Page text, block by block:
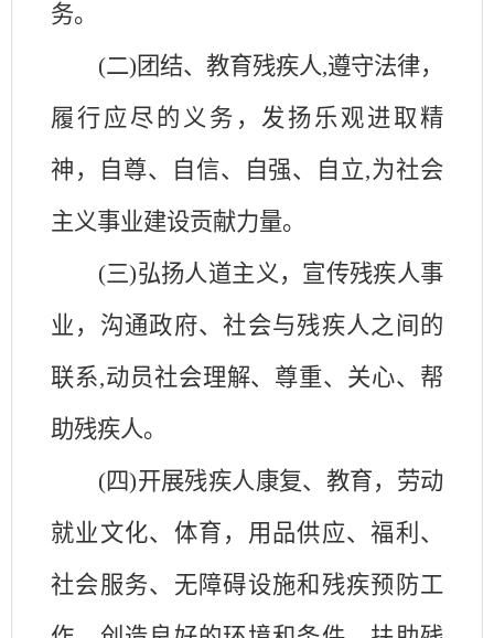
务。
(二)团结、教育残疾人,遵守法律，
履行应尽的义务，发扬乐观进取精
神，自尊、自信、自强、自立,为社会
主义事业建设贡献力量。
(三)弘扬人道主义，宣传残疾人事
业，沟通政府、社会与残疾人之间的
联系,动员社会理解、尊重、关心、帮
助残疾人。
(四)开展残疾人康复、教育，劳动
就业文化、体育，用品供应、福利、
社会服务、无障碍设施和残疾预防工